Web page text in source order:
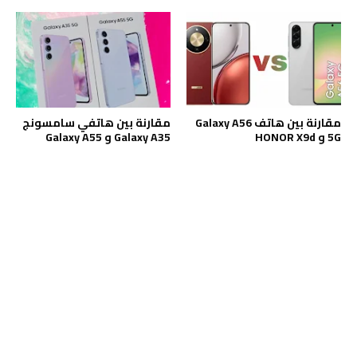
مقارنة بين هاتف Galaxy A56
5G و HONOR X9d
مقارنة بين هاتفي سامسونج
Galaxy A35 و Galaxy A55